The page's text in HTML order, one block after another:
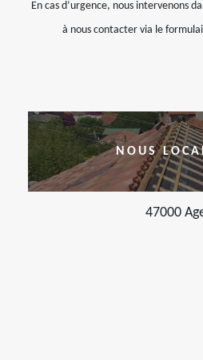
En cas d’urgence, nous intervenons
à nous contacter via le
NOUS
47000